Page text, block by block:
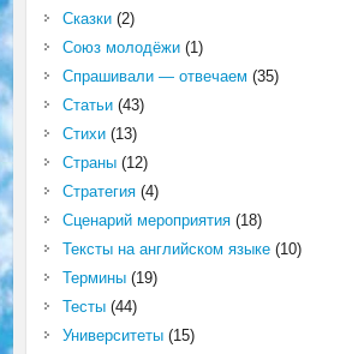
Сказки(2)
Союз молодёжи(1)
Спрашивали — отвечаем (35)
Статьи(43)
Стихи(13)
Страны(12)
Стратегия(4)
Сценарий мероприятия(18)
Тексты на английском языке(10)
Термины(19)
Тесты(44)
Университеты(15)